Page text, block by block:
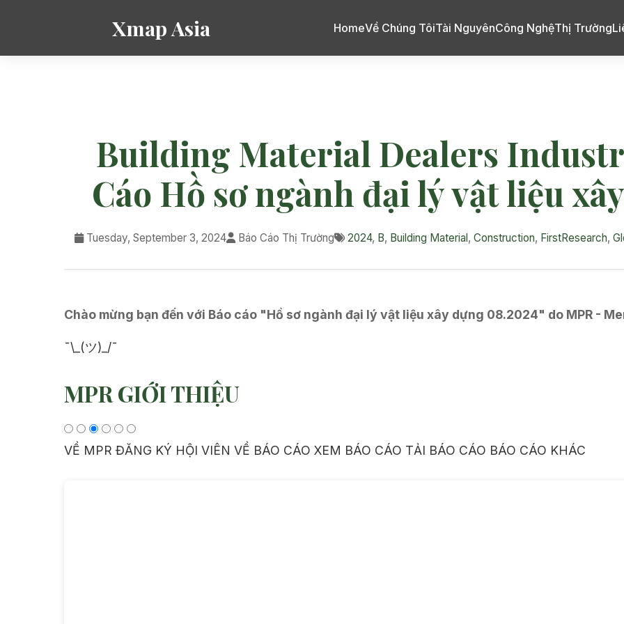
Xmap Asia HomeVề Chúng TôiTài NguyênCông NghệThị Trường
Building Material Dealers
Cáo Hồ sơ ngành đại lý vật liệu
Tuesday, September 3, 2024 Báo Cáo Thị Trường 2024, B, Building Material, Construction, FirstResearch,
Chào mừng bạn đến với Báo cáo "Hồ sơ ngành đại lý vật liệu xây dựng 08.2024" do MPR -
¯\_(ツ)_/¯
MPR GIỚI THIỆU
VỀ MPR ĐĂNG KÝ HỘI VIÊN VỀ BÁO CÁO XEM BÁO CÁO TẢI BÁO CÁO BÁO CÁO KHÁC